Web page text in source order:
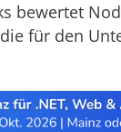
bewertet
für den